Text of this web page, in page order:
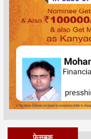
फेसबुक